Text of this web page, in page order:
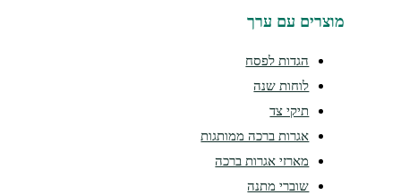
עם ערך
הגדות לפסח
לוחות שנה
אגרות ברכה ממותגות
מארזי אגרות ברכה
שוברי מתנה